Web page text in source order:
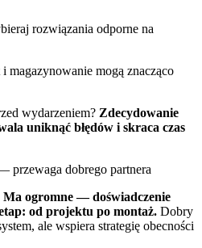
rozwiązania odporne na
magazynowanie mogą znacząco
wydarzeniem? Zdecydowanie
uniknąć błędów i skraca czas
przewaga dobrego partnera
Ma ogromne — doświadczenie
od projektu po montaż. Dobry
ale wspiera strategię obecności